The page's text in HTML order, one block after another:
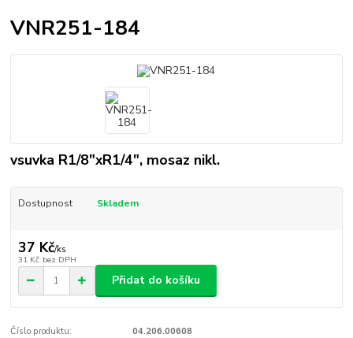
VNR251-184
vsuvka R1/8"xR1/4", mosaz nikl.
Dostupnost Skladem
37 Kč/ks
31 Kč bez DPH
Přidat do košíku
Číslo produktu: 04.206.00608